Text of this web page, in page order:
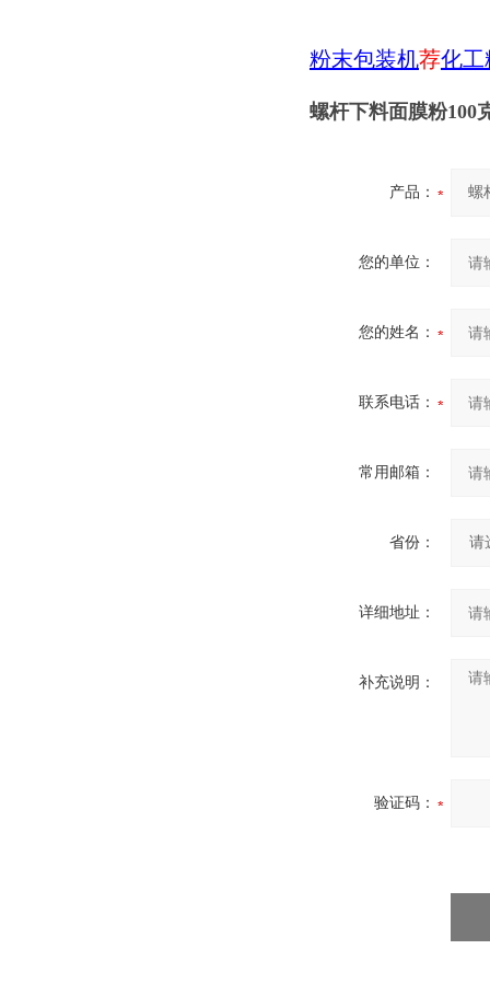
粉末包装机荐化工
螺杆下料面膜粉100
产品：
您的单位：
您的姓名：
联系电话：
常用邮箱：
省份：
详细地址：
补充说明：
验证码：